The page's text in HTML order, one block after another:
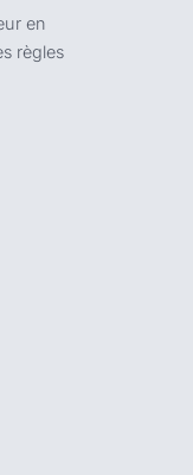
en
règles